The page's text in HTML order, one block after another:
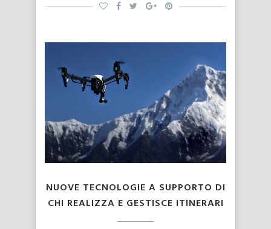
NUOVE TECNOLOGIE A SUPPORTO DI
CHI REALIZZA E GESTISCE ITINERARI